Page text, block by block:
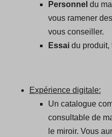
Personnel du
vous ramener
vous conseiller.
Essai du produit,
Expérience digitale:
Un catalogue
consultable de
le miroir. Vous